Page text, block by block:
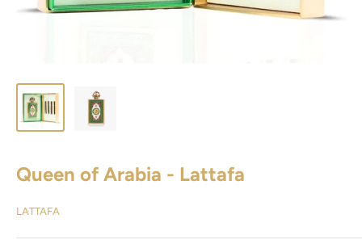
Queen of Arabia - Lattafa
LATTAFA